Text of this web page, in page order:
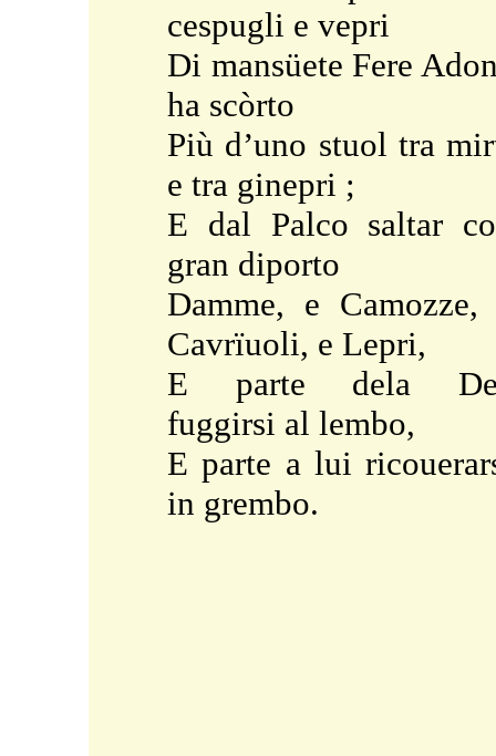
cespugli e vepri
Di mansüete Fere
ha scòrto
Più d’uno stuol tra
e tra ginepri ;
E dal Palco saltar
gran diporto
Damme, e Camozze,
Cavrïuoli, e Lepri,
E parte dela
fuggirsi al lembo,
E parte a lui
in grembo.